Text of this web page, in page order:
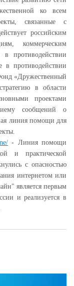
ко всем
связанные с
российским
коммерческим
противодействии
в противодействии
«Дружественный
в области
проектами
сообщений о
линия помощи для
- Линия помощи
и практической
с опасностью
интернетом или
является первым
и реализуется в